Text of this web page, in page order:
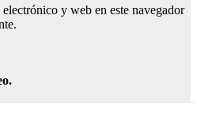
y web en este navegador